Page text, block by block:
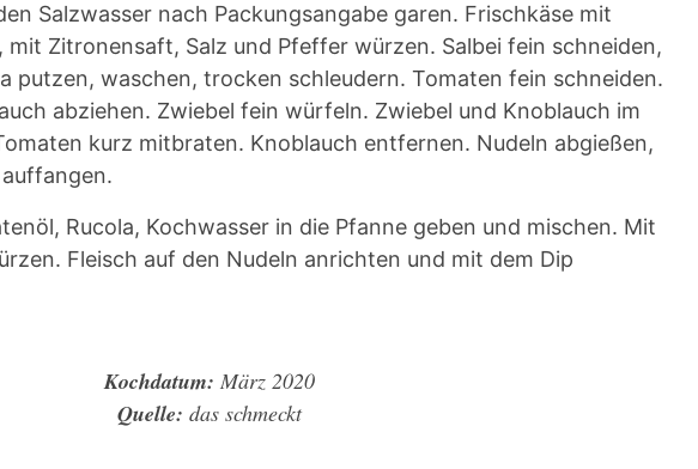
Salzwasser nach Packungsangabe garen. Frischkäse mit
Zitronensaft, Salz und Pfeffer würzen. Salbei fein schneiden,
putzen, waschen, trocken schleudern. Tomaten fein schneiden.
abziehen. Zwiebel fein würfeln. Zwiebel und Knoblauch im
kurz mitbraten. Knoblauch entfernen. Nudeln abgießen,
Rucola, Kochwasser in die Pfanne geben und mischen. Mit
Fleisch auf den Nudeln anrichten und mit dem Dip
Kochdatum: März 2020
Quelle: das schmeckt